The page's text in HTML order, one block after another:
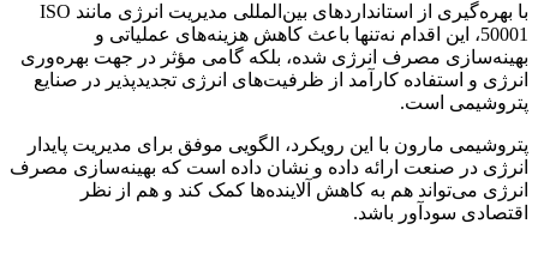
با بهره‌گیری از استانداردهای بین‌المللی مدیریت انرژی مانند ISO
50001، این اقدام نه‌تنها باعث کاهش هزینه‌های عملیاتی و
بهینه‌سازی مصرف انرژی شده، بلکه گامی مؤثر در جهت بهره‌وری
انرژی و استفاده کارآمد از ظرفیت‌های انرژی تجدیدپذیر در صنایع
پتروشیمی است.
پتروشیمی مارون با این رویکرد، الگویی موفق برای مدیریت پایدار
انرژی در صنعت ارائه داده و نشان داده است که بهینه‌سازی مصرف
انرژی می‌تواند هم به کاهش آلاینده‌ها کمک کند و هم از نظر
اقتصادی سودآور باشد.